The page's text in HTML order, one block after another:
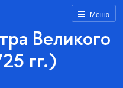
Меню
Великого
гг.)